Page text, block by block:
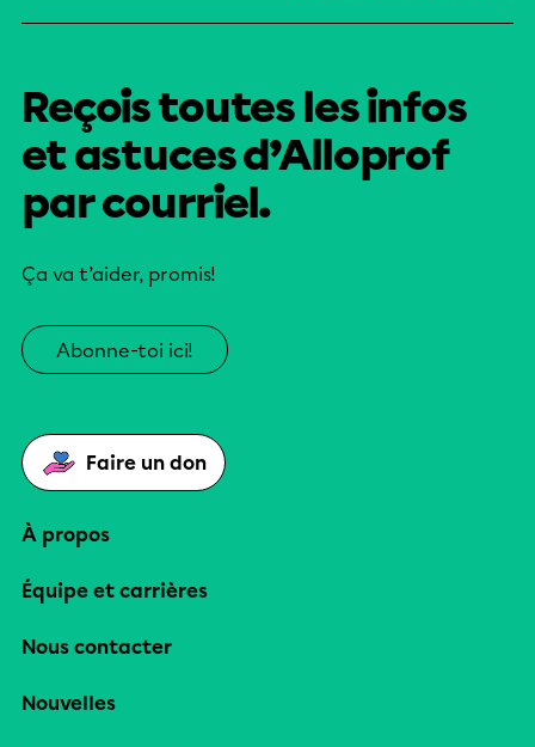
Reçois toutes les infos
et astuces d’Alloprof
par courriel.
Ça va t’aider, promis!
Abonne-toi ici!
Faire un don
À propos
Équipe et carrières
Nous contacter
Nouvelles